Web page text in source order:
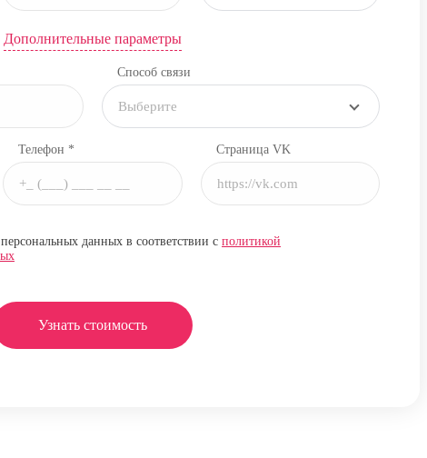
Дополнительные параметры
Способ связи
Выберите
Телефон * Страница VK
данных в соответствии с политикой
Узнать стоимость